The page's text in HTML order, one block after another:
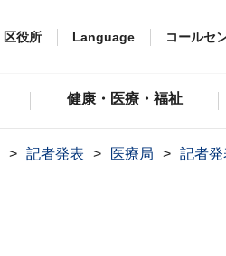
区役所 Language コールセ
健康・医療・福祉
記者発表 医療局 記者